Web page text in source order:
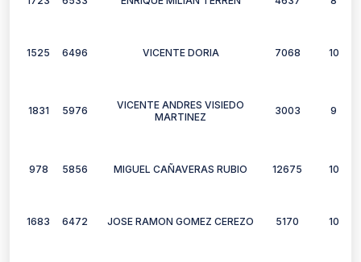
1525 6496 VICENTE DORIA 7068 10
1831 5976
VICENTE ANDRES VISIEDO
MARTINEZ
3003 9
978 5856 MIGUEL CAÑAVERAS RUBIO 12675 10
1683 6472 JOSE RAMON GOMEZ CEREZO 5170 10